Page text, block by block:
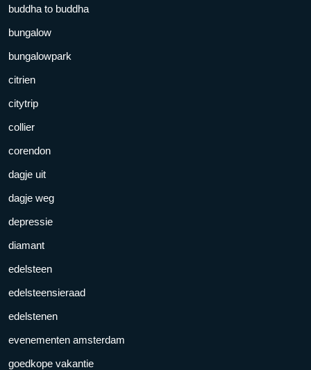
buddha to buddha
bungalow
bungalowpark
citrien
citytrip
collier
corendon
dagje uit
dagje weg
depressie
diamant
edelsteen
edelsteensieraad
edelstenen
evenementen amsterdam
goedkope vakantie